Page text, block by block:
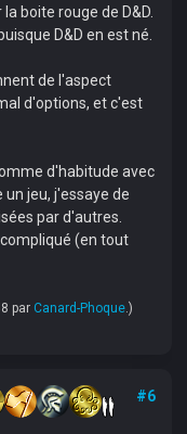
boite rouge de D&D.
D&D en est né.
de l'aspect
d'options, et c'est
d'habitude avec
jeu, j'essaye de
par d'autres.
(en tout
par Canard-Phoque.)
#6